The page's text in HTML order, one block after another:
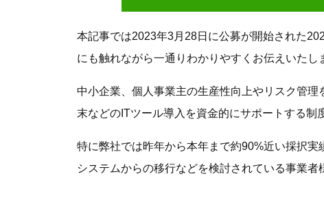
本記事では2023年3月28日に公募が開始された
にも触れながら一通りわかりやすくお伝えいたし
中小企業、個人事業主の生産性向上やリスク管
末などのITツール導入を資金的にサポートする制
特に弊社では昨年から本年まで約90%近い採択
システムからの移行などを検討されている事業者